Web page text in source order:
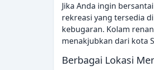
Jika Anda ingin
rekreasi yang tersedia
kebugaran. Kolam
menakjubkan dari kota
Berbagai Lokasi